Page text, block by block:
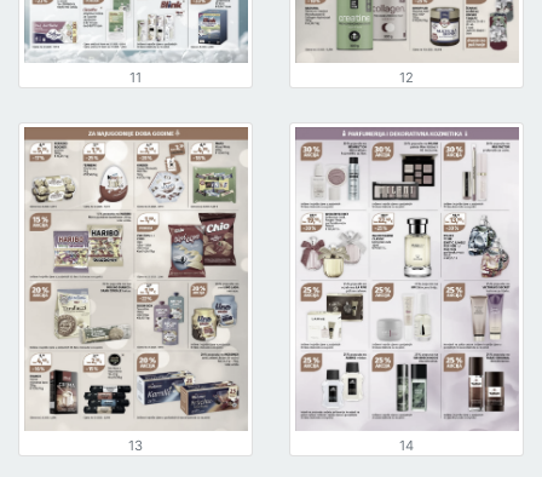
11 12
13 14